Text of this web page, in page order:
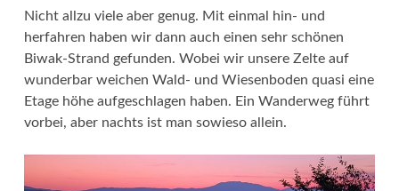
Nicht allzu viele aber genug. Mit einmal hin- und
herfahren haben wir dann auch einen sehr schönen
Biwak-Strand gefunden. Wobei wir unsere Zelte auf
wunderbar weichen Wald- und Wiesenboden quasi eine
Etage höhe aufgeschlagen haben. Ein Wanderweg führt
vorbei, aber nachts ist man sowieso allein.